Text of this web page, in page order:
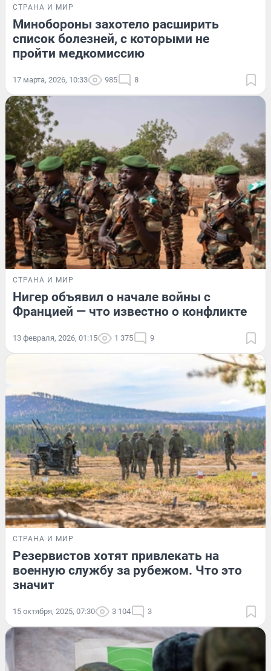
СТРАНА И МИР
Минобороны захотело расширить
список болезней, с которыми не
пройти медкомиссию
17 марта, 2026, 10:33 985 8
СТРАНА И МИР
Нигер объявил о начале войны с
Францией — что известно о конфликте
13 февраля, 2026, 01:15 1 375 9
СТРАНА И МИР
Резервистов хотят привлекать на
военную службу за рубежом. Что это
значит
15 октября, 2025, 07:30 3 104 3